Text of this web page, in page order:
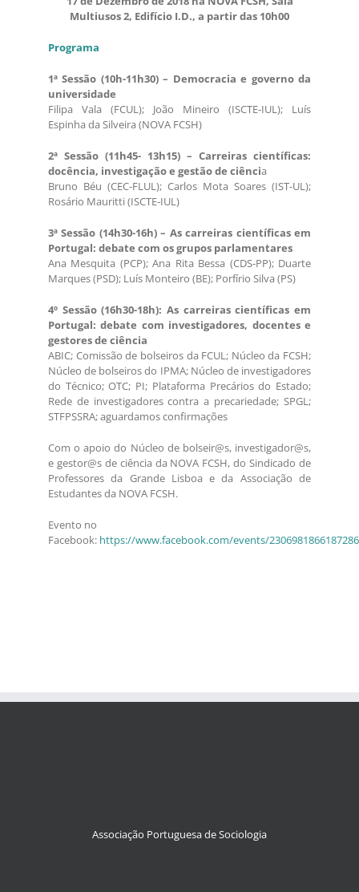
Multiusos 2, Edifício I.D., a partir das 10h00
Programa
1ª Sessão (10h-11h30) – Democracia e governo da
universidade
Filipa Vala (FCUL); João Mineiro (ISCTE-IUL); Luís
Espinha da Silveira (NOVA FCSH)
2ª Sessão (11h45- 13h15) – Carreiras científicas:
docência, investigação e gestão de ciência
Bruno Béu (CEC-FLUL); Carlos Mota Soares (IST-UL);
Rosário Mauritti (ISCTE-IUL)
3ª Sessão (14h30-16h) – As carreiras científicas em
Portugal: debate com os grupos parlamentares
Ana Mesquita (PCP); Ana Rita Bessa (CDS-PP); Duarte
Marques (PSD); Luís Monteiro (BE); Porfírio Silva (PS)
4º Sessão (16h30-18h): As carreiras científicas em
Portugal: debate com investigadores, docentes e
gestores de ciência
ABIC; Comissão de bolseiros da FCUL; Núcleo da FCSH;
Núcleo de bolseiros do IPMA; Núcleo de investigadores
do Técnico; OTC; PI; Plataforma Precários do Estado;
Rede de investigadores contra a precariedade; SPGL;
STFPSSRA; aguardamos confirmações
Com o apoio do Núcleo de bolseir@s, investigador@s,
e gestor@s de ciência da NOVA FCSH, do Sindicado de
Professores da Grande Lisboa e da Associação de
Estudantes da NOVA FCSH.
Evento no
Facebook: https://www.facebook.com/events/
Associação Portuguesa de Sociologia